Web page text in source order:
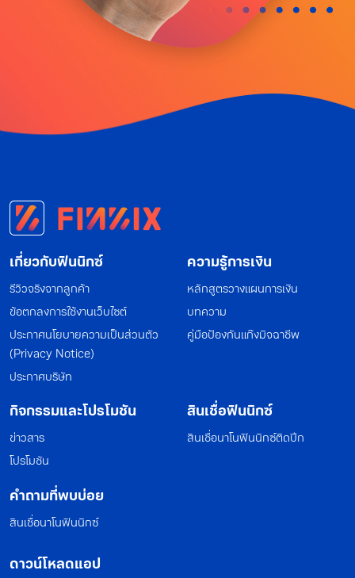
เกี่ยวกับฟินนิกซ์
รีวิวจริงจากลูกค้า
ข้อตกลงการใช้งานเว็บไซต์
ประกาศนโยบายความเป็นส่วนตัว
(Privacy Notice)
ประกาศบริษัท
ความรู้การเงิน
หลักสูตรวางแผนการเงิน
บทความ
คู่มือป้องกันแก๊งมิจฉาชีพ
กิจกรรมและโปรโมชัน
ข่าวสาร
โปรโมชัน
สินเชื่อฟินนิกซ์
สินเชื่อนาโนฟินนิกซ์ติดปีก
คำถามที่พบบ่อย
สินเชื่อนาโนฟินนิกซ์
ดาวน์โหลดแอป